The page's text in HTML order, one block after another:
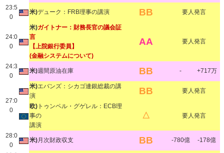
23:5
0
米)デューク：FRB理事の講演 BB 要人発言
24:0
0
米)ガイトナー：財務長官の議会証
言
【上院銀行委員】
(金融システムについて)
AA 要人発言
24:3
0
米)週間原油在庫 BB - +717万
27:0
0
米)エバンズ：シカゴ連銀総裁の講
演
BB 要人発言
欧) トゥンペル・グゲレル：ECB理
事の
講演
△ 要人発言
28:0
0
米)月次財政収支 BB -780億 -178億